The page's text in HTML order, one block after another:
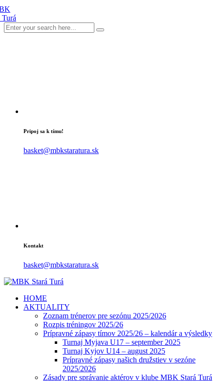
Pripoj sa k tímu!
basket@mbkstaratura.sk
Kontakt
basket@mbkstaratura.sk
HOME
AKTUALITY
Zoznam trénerov pre sezónu 2025/2026
Rozpis tréningov 2025/26
Prípravné zápasy tímov 2025/26 – kalendár a výsledky
Turnaj Myjava U17 – september 2025
Turnaj Kyjov U14 – august 2025
Prípravné zápasy našich družstiev v sezóne
2025/2026
Zásady pre správanie aktérov v klube MBK Stará Turá